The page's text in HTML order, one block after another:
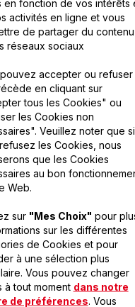
que cet article est
votre appareil, veuillez
produit dans la barre
ou vous référer
?
Références
Cocotte-
P4705106
en fonction de vos intérêts
activités en ligne et vous
de partager du contenu
réseaux sociaux
accepter ou refuser
en cliquant sur
tous les Cookies" ou
les Cookies non
Veuillez noter que si
les Cookies, nous
que les Cookies
au bon
Web.
sur "Mes Choix" pour
sur les différentes
de Cookies et pour
à une sélection plus
Vous pouvez changer
à tout moment dans notre
de préférences . Vous